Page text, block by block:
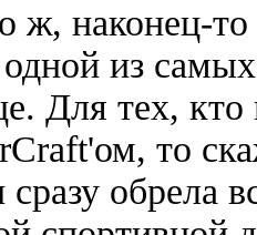
ж, наконец-
из
Для тех, кто
то
сразу обрела